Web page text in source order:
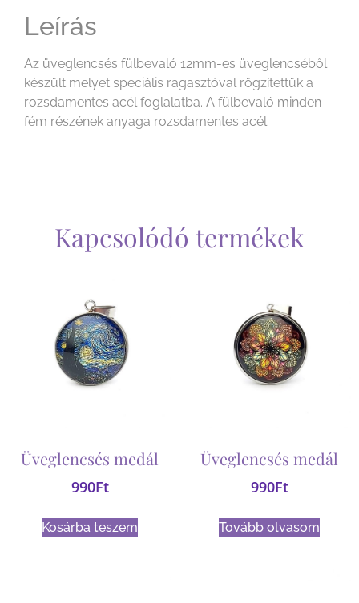
Leírás
Az üveglencsés fülbevaló 12mm-es üveglencséből
készült melyet speciális ragasztóval rögzítettük a
rozsdamentes acél foglalatba. A fülbevaló minden
fém részének anyaga rozsdamentes acél.
Kapcsolódó termékek
Üveglencsés medál
990Ft
Kosárba teszem
Üveglencsés medál
990Ft
Tovább olvasom